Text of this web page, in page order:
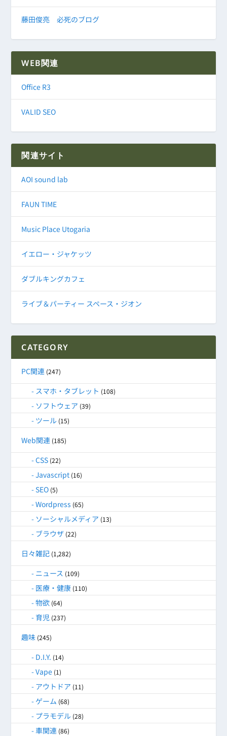
藤田俊亮 必死のブログ
WEB関連
Office R3
VALID SEO
関連サイト
AOI sound lab
FAUN TIME
Music Place Utogaria
イエロー・ジャケッツ
ダブルキングカフェ
ライブ＆パーティー スペース・ジオン
CATEGORY
PC関連 (247)
スマホ・タブレット (108)
ソフトウェア (39)
ツール (15)
Web関連 (185)
CSS (22)
Javascript (16)
SEO (5)
Wordpress (65)
ソーシャルメディア (13)
ブラウザ (22)
日々雑記 (1,282)
ニュース (109)
医療・健康 (110)
物欲 (64)
育児 (237)
趣味 (245)
D.I.Y. (14)
Vape (1)
アウトドア (11)
ゲーム (68)
プラモデル (28)
車関連 (86)